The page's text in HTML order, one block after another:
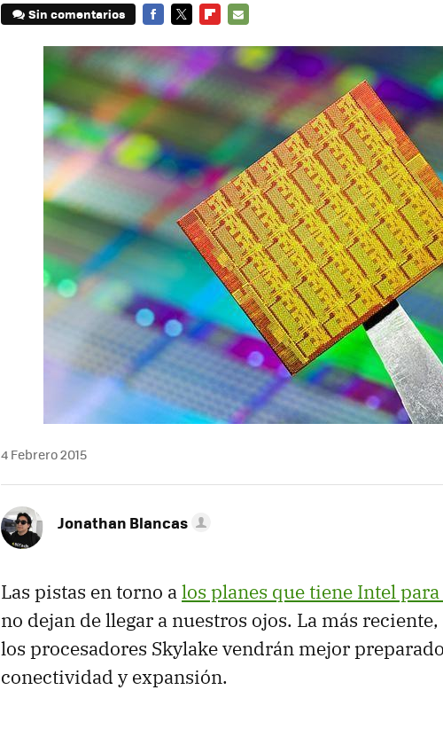
Sin comentarios
MAIL
4 Febrero 2015
Jonathan Blancas
Las pistas en torno alos planes que tiene Intel
no dejan de llegar a nuestros ojos. La más
los procesadores Skylake vendrán mejor
conectividad y expansión.